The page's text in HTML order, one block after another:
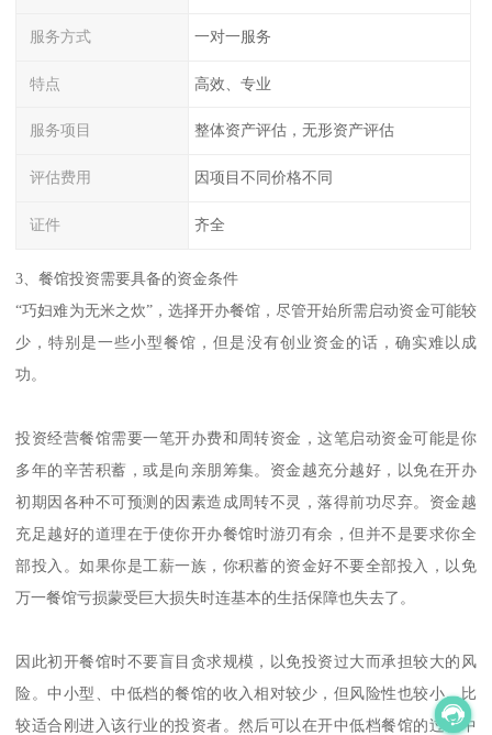
服务方式 一对一服务
特点 高效、专业
服务项目 整体资产评估，无形资产评估
评估费用 因项目不同价格不同
证件 齐全
3、餐馆投资需要具备的资金条件
“巧妇难为无米之炊”，选择开办餐馆，尽管开始所需启动资金可能较
少，特别是一些小型餐馆，但是没有创业资金的话，确实难以成
功。
投资经营餐馆需要一笔开办费和周转资金，这笔启动资金可能是你
多年的辛苦积蓄，或是向亲朋筹集。资金越充分越好，以免在开办
初期因各种不可预测的因素造成周转不灵，落得前功尽弃。资金越
充足越好的道理在于使你开办餐馆时游刃有余，但并不是要求你全
部投入。如果你是工薪一族，你积蓄的资金好不要全部投入，以免
万一餐馆亏损蒙受巨大损失时连基本的生括保障也失去了。
因此初开餐馆时不要盲目贪求规模，以免投资过大而承担较大的风
险。中小型、中低档的餐馆的收入相对较少，但风险性也较小。比
较适合刚进入该行业的投资者。然后可以在开中低档餐馆的过程中